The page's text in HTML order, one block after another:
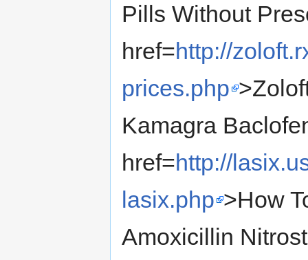
Pills Without
href=http://
prices.php
Kamagra
href=http://
lasix.php >How
Amoxicillin